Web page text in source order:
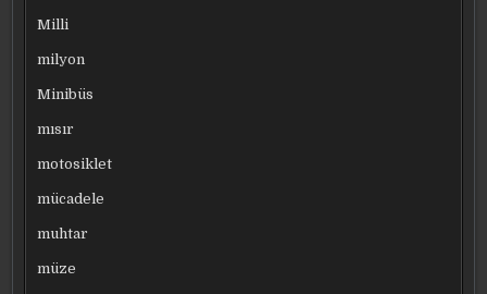
Milli
milyon
Minibüs
mısır
motosiklet
mücadele
muhtar
müze